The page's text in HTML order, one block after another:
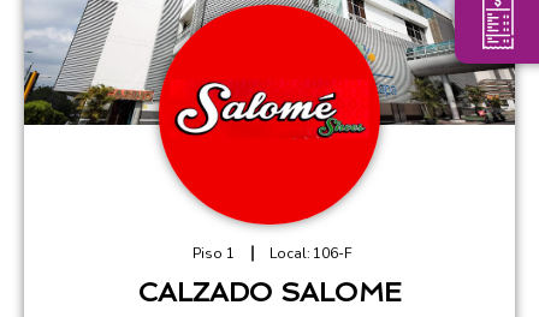
Piso 1 Local: 106-F
CALZADO SALOME